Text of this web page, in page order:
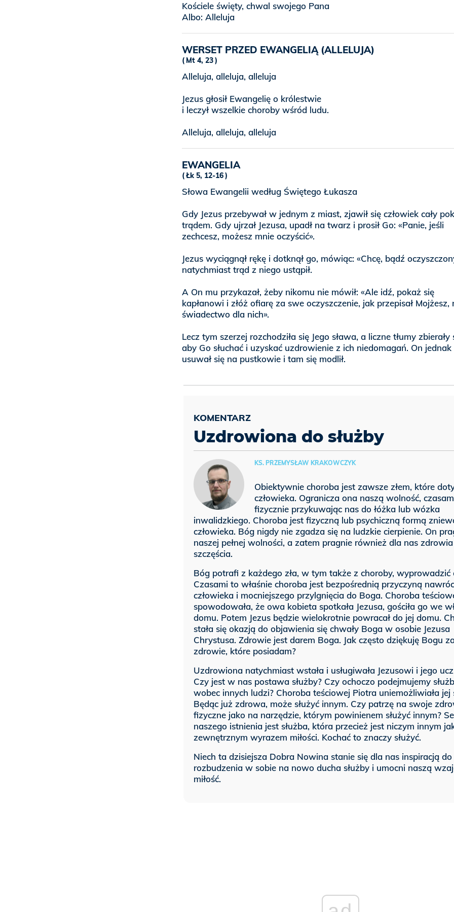
Kościele święty, chwal swojego Pana
Albo: Alleluja
WERSET PRZED EWANGELIĄ (ALLELUJA)
Mt 4, 23
Alleluja, alleluja, alleluja
Jezus głosił Ewangelię o królestwie
i leczył wszelkie choroby wśród ludu.
Alleluja, alleluja, alleluja
EWANGELIA
Łk 5, 12-16
Słowa Ewangelii według Świętego Łukasza
Gdy Jezus przebywał w jednym z miast, zjawił się człowiek cały
trądem. Gdy ujrzał Jezusa, upadł na twarz i prosił Go: «Panie, jeśli
zechcesz, możesz mnie oczyścić».
Jezus wyciągnął rękę i dotknął go, mówiąc: «Chcę, bądź
natychmiast trąd z niego ustąpił.
A On mu przykazał, żeby nikomu nie mówił: «Ale idź, pokaż się
kapłanowi i złóż ofiarę za swe oczyszczenie, jak przepisał Mojżesz,
świadectwo dla nich».
Lecz tym szerzej rozchodziła się Jego sława, a liczne tłumy zbierały
aby Go słuchać i uzyskać uzdrowienie z ich niedomagań. On jednak
usuwał się na pustkowie i tam się modlił.
Uzdrowiona do służby
KS. PRZEMYSŁAW KRAKOWCZYK
Obiektywnie choroba jest zawsze złem, które
człowieka. Ogranicza ona naszą wolność,
fizycznie przykuwając nas do łóżka lub wózka
inwalidzkiego. Choroba jest fizyczną lub psychiczną formą
człowieka. Bóg nigdy nie zgadza się na ludzkie cierpienie. On
naszej pełnej wolności, a zatem pragnie również dla nas
szczęścia.
Bóg potrafi z każdego zła, w tym także z choroby, wyprowadzić
Czasami to właśnie choroba jest bezpośrednią przyczyną
człowieka i mocniejszego przylgnięcia do Boga. Choroba
spowodowała, że owa kobieta spotkała Jezusa, gościła go we
domu. Potem Jezus będzie wielokrotnie powracał do jej domu.
stała się okazją do objawienia się chwały Boga w osobie Jezusa
Chrystusa. Zdrowie jest darem Boga. Jak często dziękuję Bogu
zdrowie, które posiadam?
Uzdrowiona natychmiast wstała i usługiwała Jezusowi i jego
Czy jest w nas postawa służby? Czy ochoczo podejmujemy
wobec innych ludzi? Choroba teściowej Piotra uniemożliwiała jej
Będąc już zdrowa, może służyć innym. Czy patrzę na swoje
fizyczne jako na narzędzie, którym powinienem służyć innym?
naszego istnienia jest służba, która przecież jest niczym innym
zewnętrznym wyrazem miłości. Kochać to znaczy służyć.
Niech ta dzisiejsza Dobra Nowina stanie się dla nas inspiracją do
rozbudzenia w sobie na nowo ducha służby i umocni naszą
miłość.